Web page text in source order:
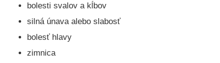
bolesti svalov a kĺbov
silná únava alebo slabosť
bolesť hlavy
zimnica